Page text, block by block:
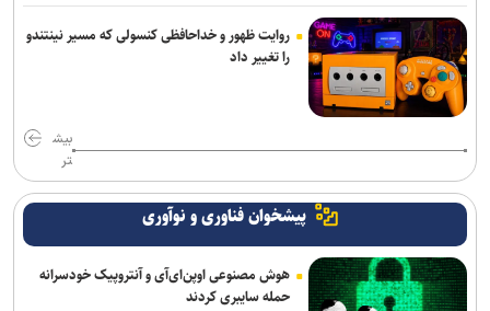
روایت ظهور و خداحافظی کنسولی که مسیر نینتندو
را تغییر داد
بیش
تر
پیشخوان فناوری و نوآوری
هوش مصنوعی اوپن‌ای‌آی و آنتروپیک خودسرانه
حمله سایبری کردند